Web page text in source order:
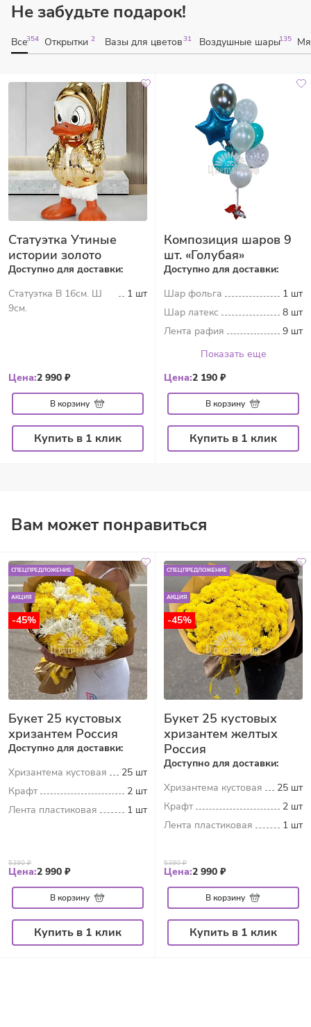
Не забудьте подарок!
Все354 Открытки 2 Вазы для цветов31 Воздушные шары135
Статуэтка Утиные
истории золото
Доступно для доставки:
Статуэтка В 16см. Ш
9см.
1 шт
Цена:2 990 ₽
В корзину
Купить в 1 клик
Композиция шаров 9
шт. «Голубая»
Доступно для доставки:
Шар фольга
1 шт
Шар латекс
8 шт
Лента рафия
9 шт
Показать еще
Цена:2 190 ₽
В корзину
Купить в 1 клик
Вам может понравиться
-45%
СПЕЦПРЕДЛОЖЕНИЕ
АКЦИЯ
Букет 25 кустовых
хризантем Россия
Доступно для доставки:
Хризантема кустовая
25 шт
Крафт
2 шт
Лента пластиковая
1 шт
5390 ₽
Цена:2 990 ₽
В корзину
Купить в 1 клик
-45%
СПЕЦПРЕДЛОЖЕНИЕ
АКЦИЯ
Букет 25 кустовых
хризантем желтых
Россия
Доступно для доставки:
Хризантема кустовая
25 шт
Крафт
2 шт
Лента пластиковая
1 шт
5390 ₽
Цена:2 990 ₽
В корзину
Купить в 1 клик